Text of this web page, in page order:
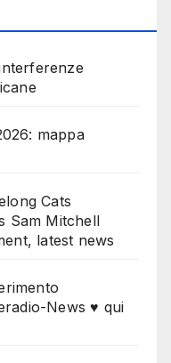
mappa
Cats
Sam Mitchell
latest news
News ♥ qui